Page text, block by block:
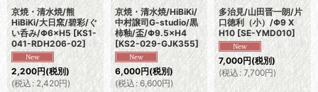
京焼・清水焼/熊
HiBiKi/大日窯/碧彩/ぐ
い呑み/Φ6×H5 [KS1-
041-RDH206-02]
2,200円(税別)
(税込: 2,420円)
京焼・清水焼/HiBiKi/
中村譲司G-studio/黒
柿釉/盃/Φ9.5×H4
[KS2-029-GJK355]
6,000円(税別)
(税込: 6,600円)
多治見/山田晋一朗/片
口徳利（小）/Φ9 X
H10 [SE-YMD010]
7,000円(税別)
(税込 : 7,700円)